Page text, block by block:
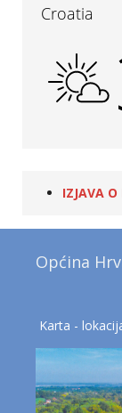
IZJAVA
Općina
Karta -